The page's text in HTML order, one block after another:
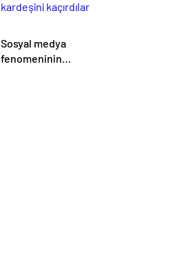
Sosyal medya
fenomeninin